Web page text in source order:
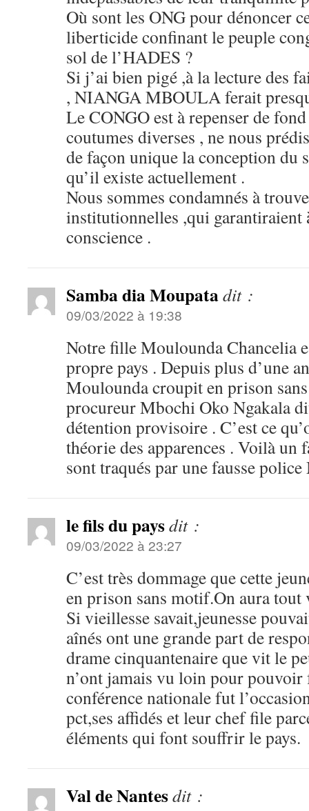
Où sont les ONG pour dénoncer
liberticide confinant le peuple
sol de l’HADES ?
Si j’ai bien pigé ,à la lecture des
, NIANGA MBOULA ferait
Le CONGO est à repenser de
coutumes diverses , ne nous
de façon unique la conception du
qu’il existe actuellement .
Nous sommes condamnés à
institutionnelles ,qui garantiraient
conscience .
Samba dia Moupatadit :
09/03/2022 à 19:38
Notre fille Moulounda Chancelia
propre pays . Depuis plus d’une
Moulounda croupit en prison
procureur Mbochi Oko Ngakala
détention provisoire . C’est ce
théorie des apparences . Voilà un
sont traqués par une fausse
le fils du paysdit :
09/03/2022 à 23:27
C’est très dommage que cette
en prison sans motif.On aura tout
Si vieillesse savait,jeunesse
aînés ont une grande part de
drame cinquantenaire que vit le
n’ont jamais vu loin pour pouvoir
conférence nationale fut
pct,ses affidés et leur chef file
éléments qui font souffrir le pays.
Val de Nantesdit :